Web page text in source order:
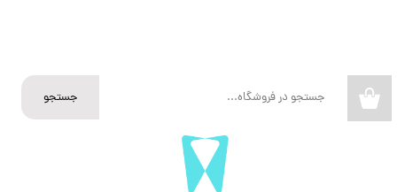
جستجو
تغییر گذر واژه
سفارشات